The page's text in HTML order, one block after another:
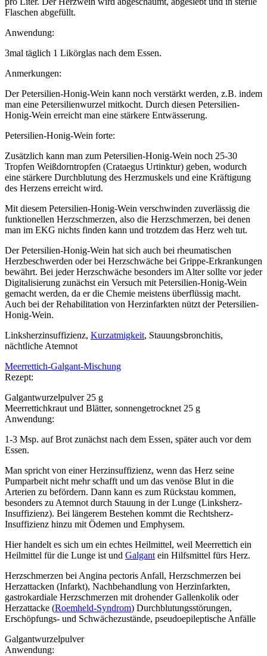
Flaschen abgefüllt.
Anwendung:
3mal täglich 1 Likörglas nach dem Essen.
Anmerkungen:
Der Petersilien-Honig-Wein kann noch verstärkt werden, z.B. indem
man eine Petersilienwurzel mitkocht. Durch diesen Petersilien-
Honig-Wein erreicht man eine stärkere Entwässerung.
Petersilien-Honig-Wein forte:
Zusätzlich kann man zum Petersilien-Honig-Wein noch 25-30
Tropfen Weißdorntropfen (Crataegus Urtinktur) geben, wodurch
eine stärkere Durchblutung des Herzmuskels und eine Kräftigung
des Herzens erreicht wird.
Mit diesem Petersilien-Honig-Wein verschwinden zuverlässig die
funktionellen Herzschmerzen, also die Herzschmerzen, bei denen
man im EKG nichts finden kann und trotzdem das Herz weh tut.
Der Petersilien-Honig-Wein hat sich auch bei rheumatischen
Herzbeschwerden oder bei Herzschwäche bei Grippe-Erkrankungen
bewährt. Bei jeder Herzschwäche besonders im Alter sollte vor jeder
Digitalisierung zunächst ein Versuch mit Petersilien-Honig-Wein
gemacht werden, da er die Chemie meistens überflüssig macht.
Auch bei der Rehabilitation von Herzinfarkten nützt der Petersilien-
Honig-Wein.
Linksherzinsuffizienz, Kurzatmigkeit, Stauungsbronchitis,
nächtliche Atemnot
Meerrettich-Galgant-Mischung
Rezept:
Galgantwurzelpulver 25 g
Meerrettichkraut und Blätter, sonnengetrocknet 25 g
Anwendung:
1-3 Msp. auf Brot zunächst nach dem Essen, später auch vor dem
Essen.
Man spricht von einer Herzinsuffizienz, wenn das Herz seine
Pumparbeit nicht mehr schafft und um das venöse Blut in die
Arterien zu befördern. Dann kann es zum Rückstau kommen,
besonders zu Atemnot durch Stauung in der Lunge (Linksherz-
Insuffizienz). Bei längerem Bestehen kommt die Rechtsherz-
Insuffizienz hinzu mit Ödemen und Emphysem.
Hier handelt es sich um ein echtes Heilmittel, weil Meerrettich ein
Heilmittel für die Lunge ist und Galgantein Hilfsmittel fürs Herz.
Herzschmerzen bei Angina pectoris Anfall, Herzschmerzen bei
Herzattacken (Infarkt), Nachbehandlung von Herzinfarkten,
gastrokardiale Herzschmerzen mit drohender Gallenkolik oder
Herzattacke (Roemheld-Syndrom) Durchblutungsstörungen,
Erschöpfungs- und Schwächezustände, pseudoepileptische Anfälle
Galgantwurzelpulver
Anwendung: